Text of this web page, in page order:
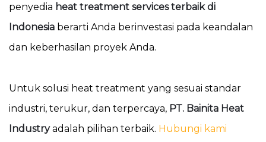
penyedia heat treatment services terbaik di
Indonesia berarti Anda berinvestasi pada keandalan
dan keberhasilan proyek Anda.
Untuk solusi heat treatment yang sesuai standar
industri, terukur, dan terpercaya, PT. Bainita Heat
Industryadalah pilihan terbaik. Hubungi kami